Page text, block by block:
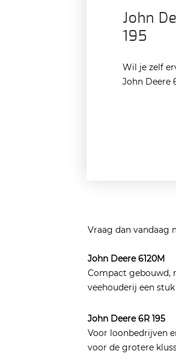
John
195
Wil je zelf
John Deere
Vraag dan vandaag
John Deere 6120M
Compact gebouwd,
veehouderij een
John Deere 6R 195
Voor loonbedrijven
voor de grotere